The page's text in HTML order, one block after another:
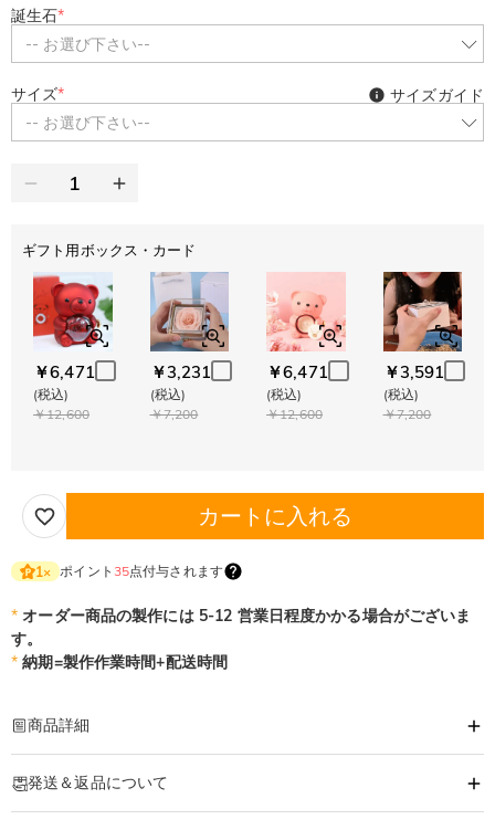
誕生石*
-- お選び下さい--
サイズ*
-- お選び下さい--
サイズガイド
ギフト用ボックス・カード
￥6,471
(税込)
￥12,600
￥3,231
(税込)
￥7,200
￥6,471
(税込)
￥12,600
￥3,591
(税込)
￥7,200
カートに入れる
1× ポイント 35点付与されます
* オーダー商品の製作には 5-12 営業日程度かかる場合がございま
す。
* 納期=製作作業時間+配送時間
商品詳細
ご自身の名前、大切な人の名前、好きな言葉・・・
名前で作る、世界にひとつだけのオリジナルネックレス。
発送＆返品について